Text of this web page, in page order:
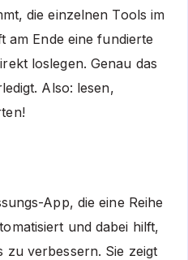
die einzelnen Tools im
am Ende eine fundierte
loslegen. Genau das
Also: lesen,
App, die eine Reihe
und dabei hilft,
zu verbessern. Sie zeigt